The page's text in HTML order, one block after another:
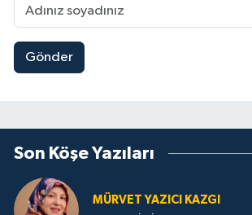
Gönder
Son Köşe Yazıları
MÜRVET YAZICI KAZGI